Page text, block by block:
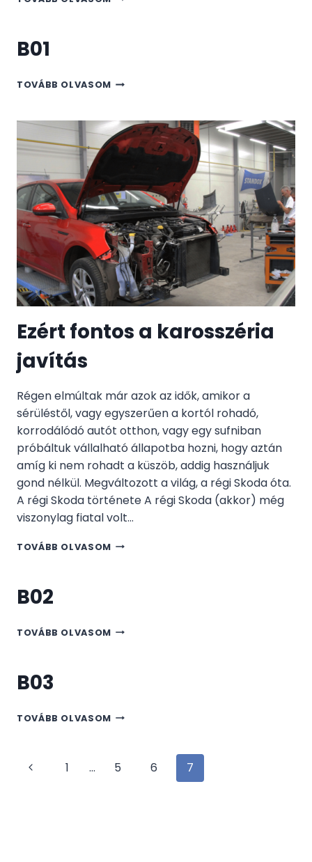
B01
TOVÁBB OLVASOMB01
Ezért fontos a karosszéria
javítás
Régen elmúltak már azok az idők, amikor a
sérüléstől, vagy egyszerűen a kortól rohadó,
korrodálódó autót otthon, vagy egy sufniban
próbáltuk vállalható állapotba hozni, hogy aztán
amíg ki nem rohadt a küszöb, addig használjuk
gond nélkül. Megváltozott a világ, a régi Skoda óta.
A régi Skoda története A régi Skoda (akkor) még
viszonylag fiatal volt…
TOVÁBB OLVASOMEZÉRT
B02
TOVÁBB OLVASOMB02
B03
TOVÁBB OLVASOMB03
Page
Previous1 … 5 6 7